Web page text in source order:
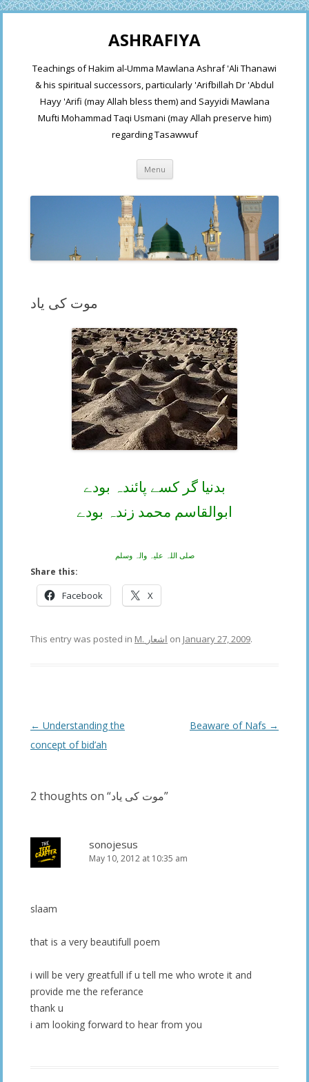
ASHRAFIYA
Teachings of Hakim al-Umma Mawlana Ashraf 'Ali Thanawi
& his spiritual successors, particularly 'Arifbillah Dr 'Abdul
Hayy 'Arifi (may Allah bless them) and Sayyidi Mawlana
Mufti Mohammad Taqi Usmani (may Allah preserve him)
regarding Tasawwuf
Menu Skip
content
موت کی یاد
بدنیا گر کسے پائندہ بودے
ابوالقاسم محمد زندہ بودے
صلی اللہ علیہ والہ وسلم
Share this:
Facebook X
This entry was posted in M. اشعار on January 27, 2009.
Post
navigation
← Understanding the
concept of bid’ah
Beaware of Nafs →
2 thoughts on “موت کی یاد”
sonojesus
May 10, 2012 at 10:35 am
slaam
that is a very beautifull poem
i will be very greatfull if u tell me who wrote it and
provide me the referance
thank u
i am looking forward to hear from you